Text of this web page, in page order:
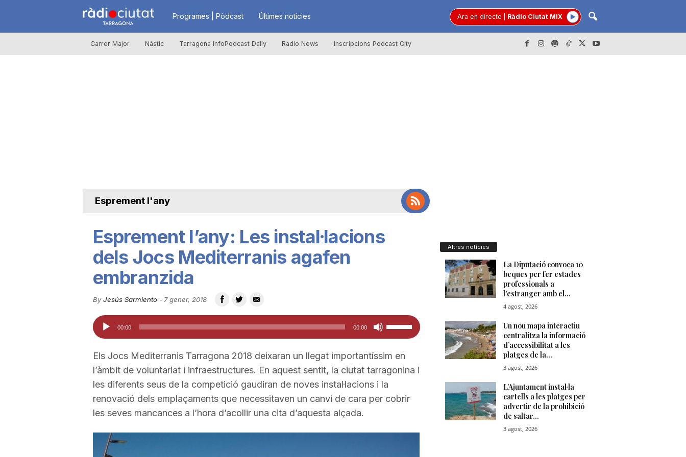
R
à
u
t
d
Programes | Pòdcast Últimes notícies Ara en directe Ràdio Ciutat MIX
Carrer Major Nàstic Tarragona InfoPodcast Daily Radio News Inscripcions Podcast City
Esprement l'any
Esprement l’any: Les instal·lacions
dels Jocs Mediterranis agafen
embranzida
By Jesús Sarmiento- 7 gener, 2018
Reproductor
d'àudio
00:00 00:00
Feu
servir
les
tecles
de
fletxa
Els Jocs Mediterranis Tarragona 2018 deixaran un llegat importantíssim en
l’àmbit de voluntariat i infraestructures. En aquest sentit, la ciutat tarragonina i
les diferents seus de la competició gaudiran de noves instal·lacions i la
renovació dels emplaçaments que necessitaven un canvi de cara per cobrir
les seves mancances a l’hora d’acollir una cita d’aquesta alçada.
Altres notícies